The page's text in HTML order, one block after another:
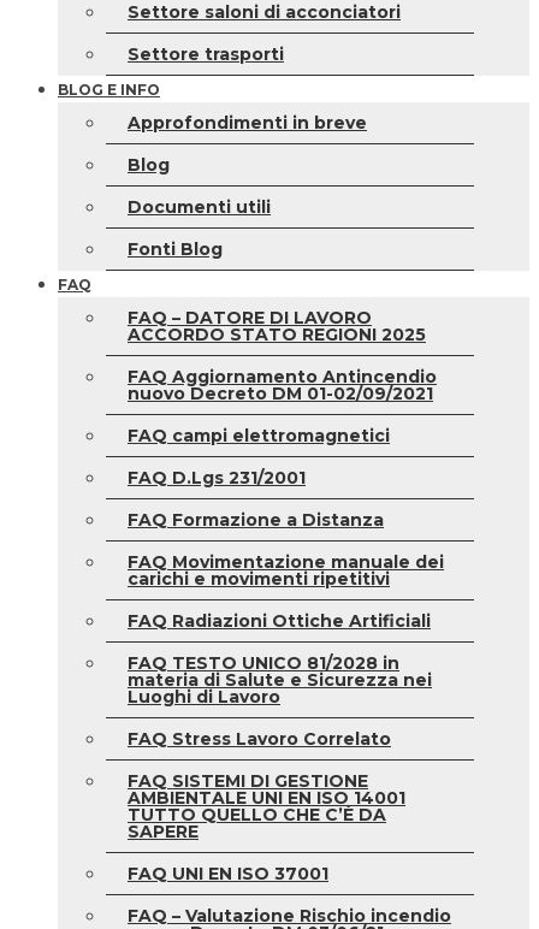
Settore saloni di acconciatori
Settore trasporti
BLOG E INFO
Approfondimenti in breve
Blog
Documenti utili
Fonti Blog
FAQ
FAQ – DATORE DI LAVORO
ACCORDO STATO REGIONI 2025
FAQ Aggiornamento Antincendio
nuovo Decreto DM 01-02/09/2021
FAQ campi elettromagnetici
FAQ D.Lgs 231/2001
FAQ Formazione a Distanza
FAQ Movimentazione manuale dei
carichi e movimenti ripetitivi
FAQ Radiazioni Ottiche Artificiali
FAQ TESTO UNICO 81/2028 in
materia di Salute e Sicurezza nei
Luoghi di Lavoro
FAQ Stress Lavoro Correlato
FAQ SISTEMI DI GESTIONE
AMBIENTALE UNI EN ISO 14001
TUTTO QUELLO CHE C’È DA
SAPERE
FAQ UNI EN ISO 37001
FAQ – Valutazione Rischio incendio